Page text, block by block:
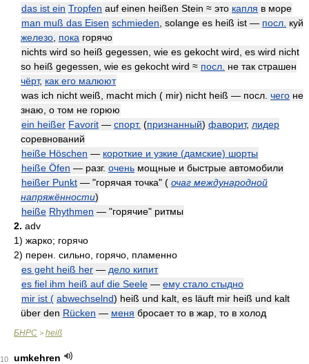
das ist ein Tropfen auf einen heißen Stein ≈ это капля в море
man muß das Eisen schmieden , solange es heiß ist — посл. куй
железо пока горячо
nichts wird so heiß gegessen, wie es gekocht wird, es wird nicht
so heiß gegessen, wie es gekocht wird ≈ посл. не так страшен
чёрт, как его малюют
was ich nicht weiß, macht mich ( mir) nicht heiß — посл. чего не
знаю, о том не горюю
ein heißer Favorit — спорт. (признанный) фаворит, лидер
соревнований
heiße Höschen — короткие и узкие (дамские) шорты
heiße Öfen — разг. очень мощные и быстрые автомобили
heißer Punkt — "горячая точка" ( очаг международной
напряжённости)
heiße Rhythmen — "горячие" ритмы
2. adv
1) жарко; горячо
2) перен. сильно, горячо, пламенно
es geht heiß her — дело кипит
es fiel ihm heiß auf die Seele — ему стало стыдно
mir ist ( abwechselnd) heiß und kalt, es läuft mir heiß und kalt
über den Rücken — меня бросает то в жар, то в холод
БНРС > heiß
10
umkehren